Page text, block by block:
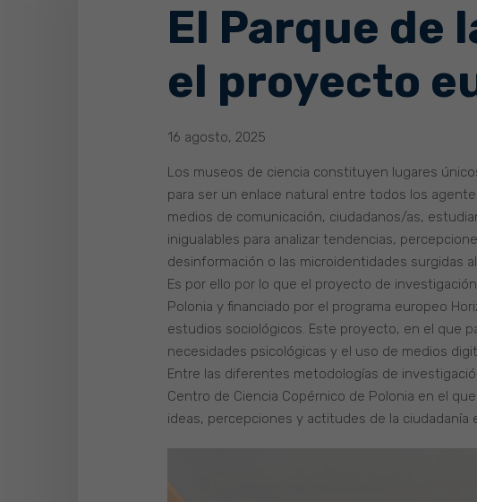
El Parque de
el proyecto
16 agosto, 2025
Los museos de ciencia constituyen lugares
para ser un enlace natural entre todos los
medios de comunicación, ciudadanos/as,
inigualables para analizar tendencias,
desinformación o las microidentidades surgidas
Es por ello por lo que el proyecto de
Polonia y financiado por el programa europeo
estudios sociológicos. Este proyecto, en el que
necesidades psicológicas y el uso de medios
Entre las diferentes metodologías de
Centro de Ciencia Copérnico de Polonia en el
ideas, percepciones y actitudes de la ciudadanía